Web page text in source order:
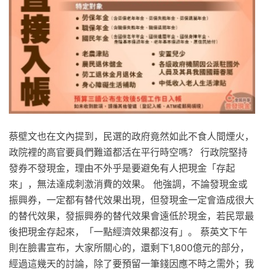
蔡壁文也在文內提到，民選的政府竟然如此不食人間煙火，
政院裡的高官要員們難道都活在平行時空嗎？ 行政院堅持
發券不發現金，理由不外乎是要避免有人把現金「存起
來」，無法達成刺激消費的效果。 他強調，不論發現金或
振興券，一定都有替代效果出現，但發現金一定會造成很大
的替代效果，發振興券的替代效果會遠低於現金，若民眾最
後把現金存起來，「一點經濟效果都沒有」。 蔡英文下午
則在臉書宣布，大家所關心的，還剩下1,800億元的部分，
經過這幾天的討論，除了要預留一筆錢因應不時之需外；我